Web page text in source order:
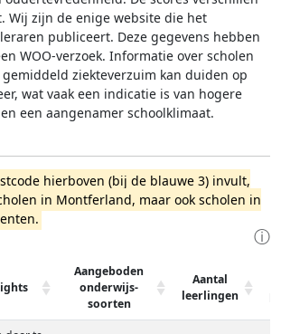
Wij zijn de enige website die het
publiceert. Deze gegevens hebben
WOO-verzoek. Informatie over scholen
ziekteverzuim kan duiden op
wat vaak een indicatie is van hogere
een aangenamer schoolklimaat.
hierboven (bij de blauwe 3) invult,
in Montferland, maar ook scholen in
ⓘ
Aangeboden
onderwijs-
soorten
Aantal
leerlingen